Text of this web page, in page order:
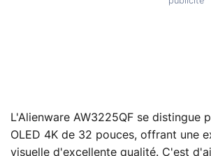
L'Alienware AW3225QF se distingue
OLED 4K de 32 pouces, offrant une
visuelle d'excellente qualité. C'est